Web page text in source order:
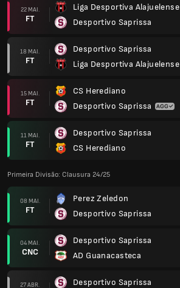
22 MAI.
FT
Liga Desportiva Alajuelense
Desportivo Saprissa
18 MAI.
FT
Desportivo Saprissa
Liga Desportiva Alajuelense
15 MAI.
FT
CS Herediano
Desportivo Saprissa
11 MAI.
FT
Desportivo Saprissa
CS Herediano
Primeira Divisão: Clausura 24/25
08 MAI.
FT
Perez Zeledon
Desportivo Saprissa
04 MAI.
CNC
Desportivo Saprissa
AD Guanacasteca
27 ABR.
Desportivo Saprissa